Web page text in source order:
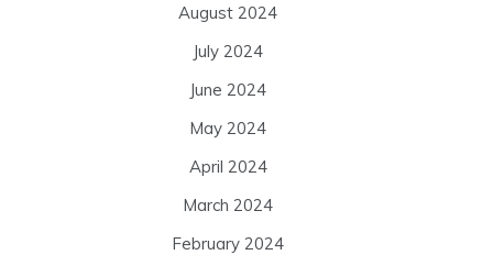
August 2024
July 2024
June 2024
May 2024
April 2024
March 2024
February 2024